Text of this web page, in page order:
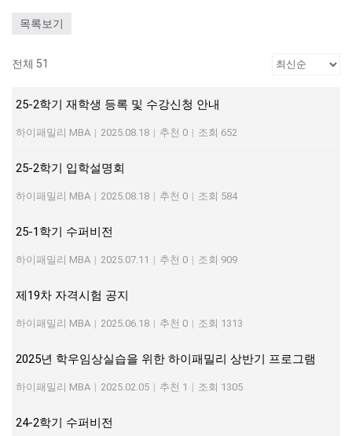
목록보기
전체 51
25-2학기 재학생 등록 및 수강신청 안내
하이패밀리 MBA | 2025.08.18 | 추천 0 | 조회 652
25-2학기 입학설명회
하이패밀리 MBA | 2025.08.18 | 추천 0 | 조회 584
25-1학기 수퍼비전
하이패밀리 MBA | 2025.07.11 | 추천 0 | 조회 909
제19차 자격시험 공지
하이패밀리 MBA | 2025.06.18 | 추천 0 | 조회 1313
2025년 학우임상실습을 위한 하이패밀리 상반기 프로그램
하이패밀리 MBA | 2025.02.05 | 추천 1 | 조회 1305
24-2학기 수퍼비전